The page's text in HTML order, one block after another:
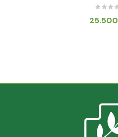
25.500